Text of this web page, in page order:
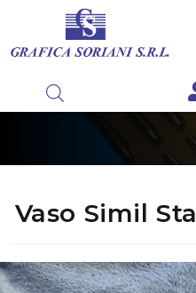
Vaso Simil